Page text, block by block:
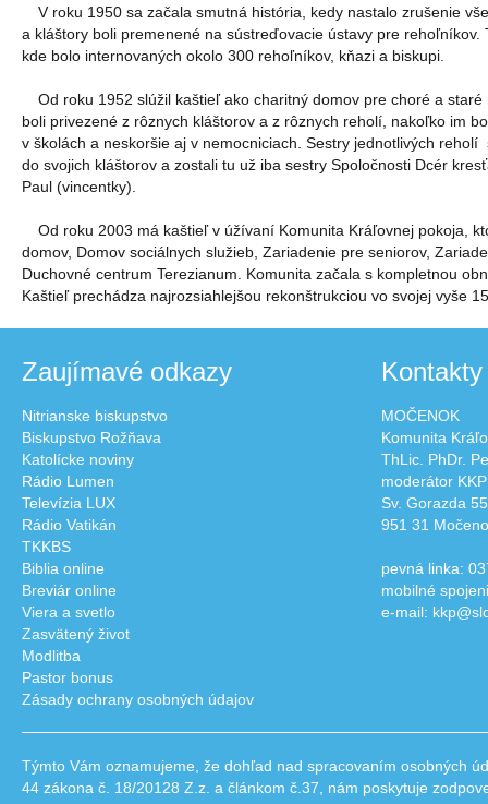
V roku 1950 sa začala smutná história, kedy nastalo zrušenie
a kláštory boli premenené na sústreďovacie ústavy pre rehoľníkov.
kde bolo internovaných okolo 300 rehoľníkov, kňazi a biskupi.
Od roku 1952 slúžil kaštieľ ako charitný domov pre choré a
boli privezené z rôznych kláštorov a z rôznych reholí, nakoľko im
v školách a neskoršie aj v nemocniciach. Sestry jednotlivých
do svojich kláštorov a zostali tu už iba sestry Spoločnosti Dcér
Paul (vincentky).
Od roku 2003 má kaštieľ v úžívaní Komunita Kráľovnej pokoja,
domov, Domov sociálnych služieb, Zariadenie pre seniorov,
Duchovné centrum Terezianum. Komunita začala s kompletnou
Kaštieľ prechádza najrozsiahlejšou rekonštrukciou vo svojej vyše
Zaujímavé odkazy
Nitrianske biskupstvo
Biskupstvo Rožňava
Katolícke noviny
Rádio Lumen
Televízia LUX
Rádio Vatikán
TKKBS
Biblia online
Breviár online
Viera a svetlo
Zasvätený život
Modlitba
Pastor bonus
Zásady ochrany osobných údajov
Kontakty
MOČENOK
Komunita
ThLic. PhDr.
moderátor KKP
Sv. Gorazda
951 31
pevná linka:
mobilné
e-mail:
Týmto Vám oznamujeme, že dohľad nad spracovaním osobných
44 zákona č. 18/20128 Z.z. a článkom č.37, nám poskytuje